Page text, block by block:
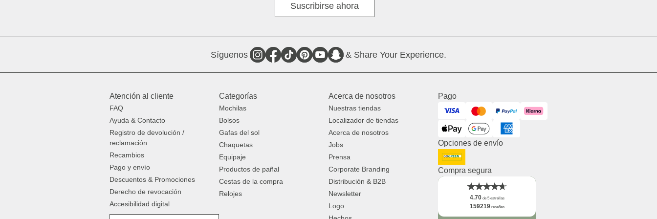
Suscribirse ahora
Síguenos & Share Your Experience.
Atención al cliente
FAQ
Ayuda & Contacto
Registro de devolución /
reclamación
Recambios
Pago y envío
Descuentos & Promociones
Derecho de revocación
Accesibilidad digital
Categorías
Mochilas
Bolsos
Gafas del sol
Chaquetas
Equipaje
Productos de pañal
Cestas de la compra
Relojes
Acerca de nosotros
Nuestras tiendas
Localizador de tiendas
Acerca de nosotros
Jobs
Prensa
Corporate Branding
Distribución & B2B
Newsletter
Logo
Pago
Visa MastercardPayPal Klarna
ApplePay GooglePayAmerican Express
Opciones de envío
DHL GoGreen
Compra segura
4.70de 5 estrellas
159219reseñas